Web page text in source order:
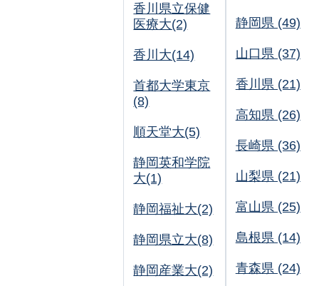
香川県立保健
医療大(2)
香川大(14)
首都大学東京
(8)
順天堂大(5)
静岡英和学院
大(1)
静岡福祉大(2)
静岡県立大(8)
静岡産業大(2)
静岡県 (49)
山口県 (37)
香川県 (21)
高知県 (26)
長崎県 (36)
山梨県 (21)
富山県 (25)
島根県 (14)
青森県 (24)